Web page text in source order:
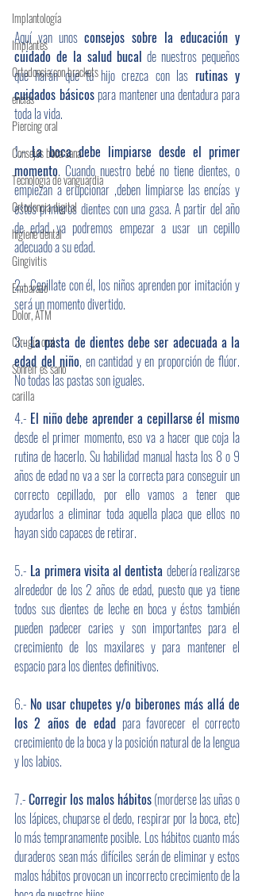
Implantología
Implantes
Ortodoncia con brackets
encías
Piercing oral
Consejos boca sana
Tecnología de vanguardia
Ortodoncia digital
higiene dental
Gingivitis
Embarazo
Dolor, ATM
Cirugía oral
Sonreír es sano
carilla
Aquí van unos consejos sobre la educación y
cuidado de la salud bucal de nuestros pequeños
que harán que tu hijo crezca con las rutinas y
cuidados básicos para mantener una dentadura para
toda la vida.
1.- La boca debe limpiarse desde el primer
momento. Cuando nuestro bebé no tiene dientes, o
empiezan a erupcionar ,deben limpiarse las encías y
estos primeros dientes con una gasa. A partir del año
de edad ya podremos empezar a usar un cepillo
adecuado a su edad.
2.- Cepillate con él, los niños aprenden por imitación y
será un momento divertido.
3.- La pasta de dientes debe ser adecuada a la
edad del niño, en cantidad y en proporción de flúor.
No todas las pastas son iguales.
4.- El niño debe aprender a cepillarse él mismo
desde el primer momento, eso va a hacer que coja la
rutina de hacerlo. Su habilidad manual hasta los 8 o 9
años de edad no va a ser la correcta para conseguir un
correcto cepillado, por ello vamos a tener que
ayudarlos a eliminar toda aquella placa que ellos no
hayan sido capaces de retirar.
5.- La primera visita al dentista debería realizarse
alrededor de los 2 años de edad, puesto que ya tiene
todos sus dientes de leche en boca y éstos también
pueden padecer caries y son importantes para el
crecimiento de los maxilares y para mantener el
espacio para los dientes definitivos.
6.- No usar chupetes y/o biberones más allá de
los 2 años de edad para favorecer el correcto
crecimiento de la boca y la posición natural de la lengua
y los labios.
7.- Corregir los malos hábitos (morderse las uñas o
los lápices, chuparse el dedo, respirar por la boca, etc)
lo más tempranamente posible. Los hábitos cuanto más
duraderos sean más difíciles serán de eliminar y estos
malos hábitos provocan un incorrecto crecimiento de la